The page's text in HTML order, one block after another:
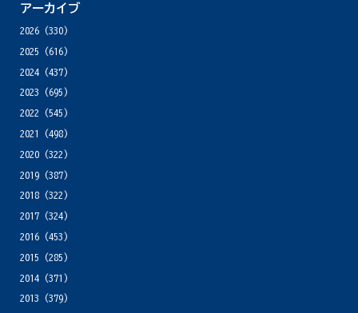
アーカイブ
2026(330)
2025 (616)
2024(437)
2023 (695)
2022 (545)
2021
(498)
2020(322)
2019(387)
2018(322)
2017(324)
2016(453)
2015 (285)
2014(371)
2013 (379)